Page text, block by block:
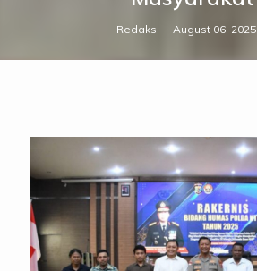
Redaksi August 06, 2025